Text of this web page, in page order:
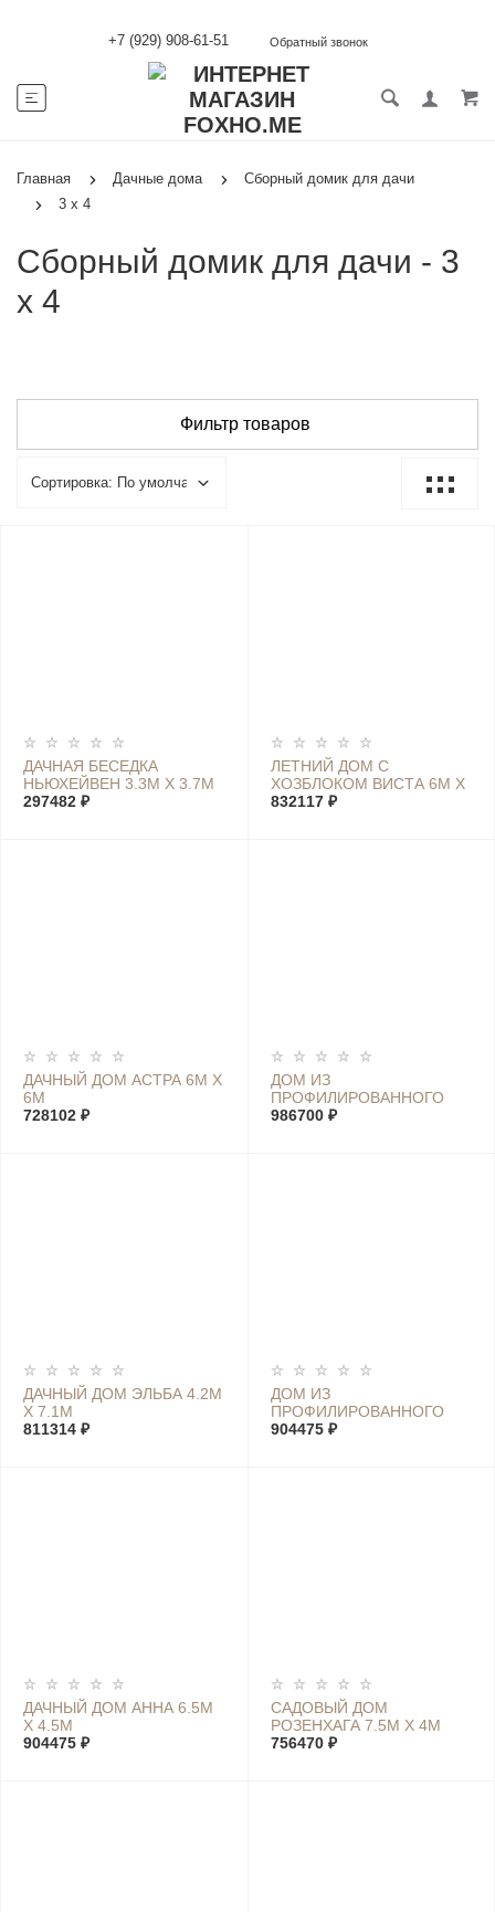
+7 (929) 908-61-51 Обратный звонок
Главная Дачные дома
Сборный домик для дачи
3 х 4
Сборный домик для дачи - 3
х 4
Фильтр товаров
ДАЧНАЯ БЕСЕДКА
НЬЮХЕЙВЕН 3.3М X 3.7М
297482 ₽
ЛЕТНИЙ ДОМ С
ХОЗБЛОКОМ ВИСТА 6М Х
7,4М
832117 ₽
ДАЧНЫЙ ДОМ АСТРА 6М Х
6М
728102 ₽
ДОМ ИЗ
ПРОФИЛИРОВАННОГО
БРУСА МАРИЯ 5.6М Х 7М
986700 ₽
ДАЧНЫЙ ДОМ ЭЛЬБА 4.2М
Х 7.1М
811314 ₽
ДОМ ИЗ
ПРОФИЛИРОВАННОГО
БРУСА ЛУИЗА 6.5М Х 4.5М
904475 ₽
ДАЧНЫЙ ДОМ АННА 6.5М
Х 4.5М
904475 ₽
САДОВЫЙ ДОМ
РОЗЕНХАГА 7.5М Х 4М
756470 ₽